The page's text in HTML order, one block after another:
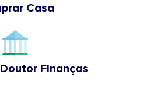
Casa
Finanças